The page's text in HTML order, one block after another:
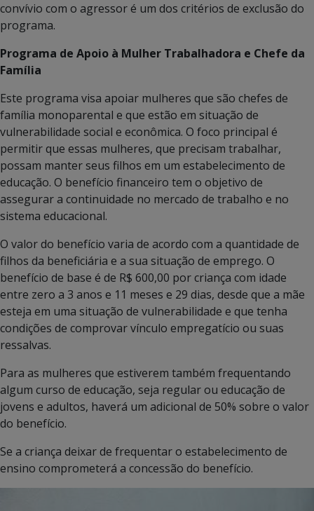
convívio com o agressor é um dos critérios de exclusão do
programa.
Programa de Apoio à Mulher Trabalhadora e Chefe da
Família
Este programa visa apoiar mulheres que são chefes de
família monoparental e que estão em situação de
vulnerabilidade social e econômica. O foco principal é
permitir que essas mulheres, que precisam trabalhar,
possam manter seus filhos em um estabelecimento de
educação. O benefício financeiro tem o objetivo de
assegurar a continuidade no mercado de trabalho e no
sistema educacional.
O valor do benefício varia de acordo com a quantidade de
filhos da beneficiária e a sua situação de emprego. O
benefício de base é de R$ 600,00 por criança com idade
entre zero a 3 anos e 11 meses e 29 dias, desde que a mãe
esteja em uma situação de vulnerabilidade e que tenha
condições de comprovar vínculo empregatício ou suas
ressalvas.
Para as mulheres que estiverem também frequentando
algum curso de educação, seja regular ou educação de
jovens e adultos, haverá um adicional de 50% sobre o valor
do benefício.
Se a criança deixar de frequentar o estabelecimento de
ensino comprometerá a concessão do benefício.